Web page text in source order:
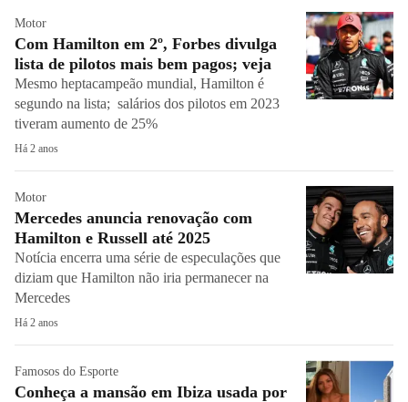
Motor
Com Hamilton em 2º, Forbes divulga
lista de pilotos mais bem pagos; veja
Mesmo heptacampeão mundial, Hamilton é
segundo na lista; salários dos pilotos em 2023
tiveram aumento de 25%
Há 2 anos
Motor
Mercedes anuncia renovação com
Hamilton e Russell até 2025
Notícia encerra uma série de especulações que
diziam que Hamilton não iria permanecer na
Mercedes
Há 2 anos
Famosos do Esporte
Conheça a mansão em Ibiza usada por